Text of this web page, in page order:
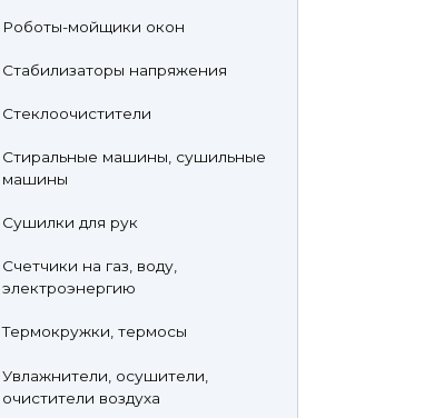
Роботы-мойщики окон
Стабилизаторы напряжения
Стеклоочистители
Стиральные машины, сушильные
машины
Сушилки для рук
Счетчики на газ, воду,
электроэнергию
Термокружки, термосы
Увлажнители, осушители,
очистители воздуха